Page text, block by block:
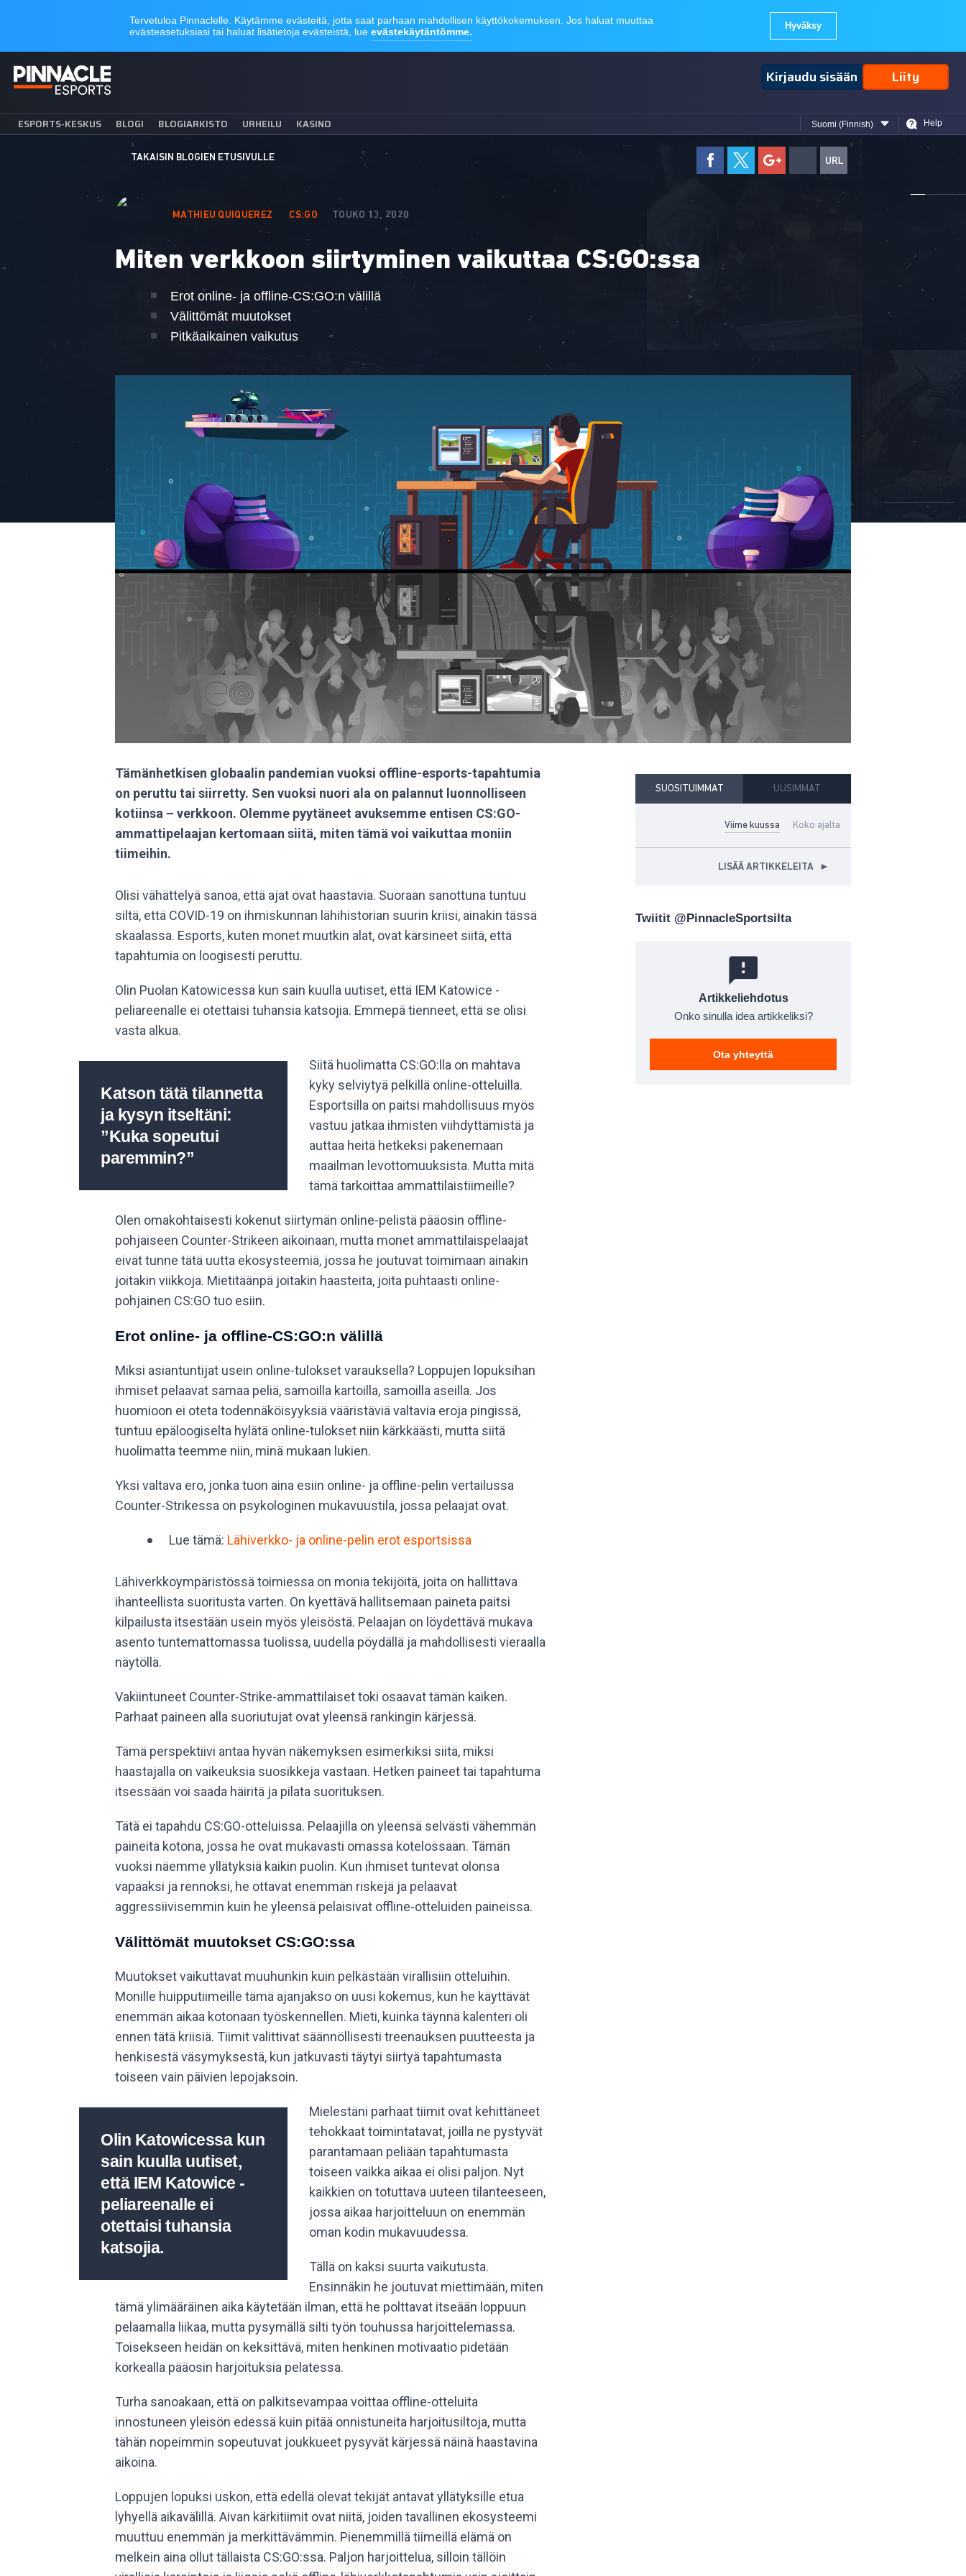
Kirjaudu sisään Liity
ESPORTS-KESKUS BLOGI BLOGIARKISTO URHEILU KASINO Suomi (Finnish) Help
TAKAISIN BLOGIEN ETUSIVULLE
MATHIEU QUIQUEREZ CS:GO TOUKO 13, 2020
Miten verkkoon siirtyminen vaikuttaa CS:GO:ssa
Erot online- ja offline-CS:GO:n välillä
Välittömät muutokset
Pitkäaikainen vaikutus
SUOSITUIMMAT UUSIMMAT
Viime kuussa Koko ajalta
LISÄÄ ARTIKKELEITA ►
Twiitit @PinnacleSportsilta
Artikkeliehdotus
Onko sinulla idea artikkeliksi?
Ota yhteyttä
Tämänhetkisen globaalin pandemian vuoksi offline-esports-tapahtumia
on peruttu tai siirretty. Sen vuoksi nuori ala on palannut luonnolliseen
kotiinsa – verkkoon. Olemme pyytäneet avuksemme entisen CS:GO-
ammattipelaajan kertomaan siitä, miten tämä voi vaikuttaa moniin
tiimeihin.
Olisi vähättelyä sanoa, että ajat ovat haastavia. Suoraan sanottuna tuntuu
siltä, että COVID-19 on ihmiskunnan lähihistorian suurin kriisi, ainakin tässä
skaalassa. Esports, kuten monet muutkin alat, ovat kärsineet siitä, että
tapahtumia on loogisesti peruttu.
Olin Puolan Katowicessa kun sain kuulla uutiset, että IEM Katowice -
peliareenalle ei otettaisi tuhansia katsojia. Emmepä tienneet, että se olisi
vasta alkua.
Katson tätä tilannetta
ja kysyn itseltäni:
”Kuka sopeutui
paremmin?”
Siitä huolimatta CS:GO:lla on mahtava
kyky selviytyä pelkillä online-otteluilla.
Esportsilla on paitsi mahdollisuus myös
vastuu jatkaa ihmisten viihdyttämistä ja
auttaa heitä hetkeksi pakenemaan
maailman levottomuuksista. Mutta mitä
tämä tarkoittaa ammattilaistiimeille?
Olen omakohtaisesti kokenut siirtymän online-pelistä pääosin offline-
pohjaiseen Counter-Strikeen aikoinaan, mutta monet ammattilaispelaajat
eivät tunne tätä uutta ekosysteemiä, jossa he joutuvat toimimaan ainakin
joitakin viikkoja. Mietitäänpä joitakin haasteita, joita puhtaasti online-
pohjainen CS:GO tuo esiin.
Erot online- ja offline-CS:GO:n välillä
Miksi asiantuntijat usein online-tulokset varauksella? Loppujen lopuksihan
ihmiset pelaavat samaa peliä, samoilla kartoilla, samoilla aseilla. Jos
huomioon ei oteta todennäköisyyksiä vääristäviä valtavia eroja pingissä,
tuntuu epäloogiselta hylätä online-tulokset niin kärkkäästi, mutta siitä
huolimatta teemme niin, minä mukaan lukien.
Yksi valtava ero, jonka tuon aina esiin online- ja offline-pelin vertailussa
Counter-Strikessa on psykologinen mukavuustila, jossa pelaajat ovat.
Lue tämä: Lähiverkko- ja online-pelin erot esportsissa
Lähiverkkoympäristössä toimiessa on monia tekijöitä, joita on hallittava
ihanteellista suoritusta varten. On kyettävä hallitsemaan paineta paitsi
kilpailusta itsestään usein myös yleisöstä. Pelaajan on löydettävä mukava
asento tuntemattomassa tuolissa, uudella pöydällä ja mahdollisesti vieraalla
näytöllä.
Vakiintuneet Counter-Strike-ammattilaiset toki osaavat tämän kaiken.
Parhaat paineen alla suoriutujat ovat yleensä rankingin kärjessä.
Tämä perspektiivi antaa hyvän näkemyksen esimerkiksi siitä, miksi
haastajalla on vaikeuksia suosikkeja vastaan. Hetken paineet tai tapahtuma
itsessään voi saada häiritä ja pilata suorituksen.
Tätä ei tapahdu CS:GO-otteluissa. Pelaajilla on yleensä selvästi vähemmän
paineita kotona, jossa he ovat mukavasti omassa kotelossaan. Tämän
vuoksi näemme yllätyksiä kaikin puolin. Kun ihmiset tuntevat olonsa
vapaaksi ja rennoksi, he ottavat enemmän riskejä ja pelaavat
aggressiivisemmin kuin he yleensä pelaisivat offline-otteluiden paineissa.
Välittömät muutokset CS:GO:ssa
Muutokset vaikuttavat muuhunkin kuin pelkästään virallisiin otteluihin.
Monille huipputiimeille tämä ajanjakso on uusi kokemus, kun he käyttävät
enemmän aikaa kotonaan työskennellen. Mieti, kuinka täynnä kalenteri oli
ennen tätä kriisiä. Tiimit valittivat säännöllisesti treenauksen puutteesta ja
henkisestä väsymyksestä, kun jatkuvasti täytyi siirtyä tapahtumasta
toiseen vain päivien lepojaksoin.
Olin Katowicessa kun
sain kuulla uutiset,
että IEM Katowice -
peliareenalle ei
otettaisi tuhansia
katsojia.
Mielestäni parhaat tiimit ovat kehittäneet
tehokkaat toimintatavat, joilla ne pystyvät
parantamaan peliään tapahtumasta
toiseen vaikka aikaa ei olisi paljon. Nyt
kaikkien on totuttava uuteen tilanteeseen,
jossa aikaa harjoitteluun on enemmän
oman kodin mukavuudessa.
Tällä on kaksi suurta vaikutusta.
Ensinnäkin he joutuvat miettimään, miten
tämä ylimääräinen aika käytetään ilman, että he polttavat itseään loppuun
pelaamalla liikaa, mutta pysymällä silti työn touhussa harjoittelemassa.
Toisekseen heidän on keksittävä, miten henkinen motivaatio pidetään
korkealla pääosin harjoituksia pelatessa.
Turha sanoakaan, että on palkitsevampaa voittaa offline-otteluita
innostuneen yleisön edessä kuin pitää onnistuneita harjoitusiltoja, mutta
tähän nopeimmin sopeutuvat joukkueet pysyvät kärjessä näinä haastavina
aikoina.
Loppujen lopuksi uskon, että edellä olevat tekijät antavat yllätyksille etua
lyhyellä aikavälillä. Aivan kärkitiimit ovat niitä, joiden tavallinen ekosysteemi
muuttuu enemmän ja merkittävämmin. Pienemmillä tiimeillä elämä on
melkein aina ollut tällaista CS:GO:ssa. Paljon harjoittelua, silloin tällöin